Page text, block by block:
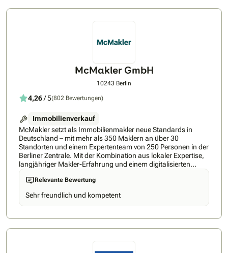
McMakler GmbH
10243 Berlin
4,26/ 5(802 Bewertungen)
Immobilienverkauf
McMakler setzt als Immobilienmakler neue Standards in
Deutschland – mit mehr als 350 Maklern an über 30
Standorten und einem Expertenteam von 250 Personen in der
Berliner Zentrale. Mit der Kombination aus lokaler Expertise,
langjähriger Makler-Erfahrung und einem digitalisierten
Verkaufsprozess, machen wir Immobilientransaktionen
einfacher, bequemer und transparenter. Dabei bieten wir
umfassenden Service in allen Bereichen, von der
Immobiliensuche und -finanzierung bis zur Energieberatung.
Relevante Bewertung
Sehr freundlich und kompetent